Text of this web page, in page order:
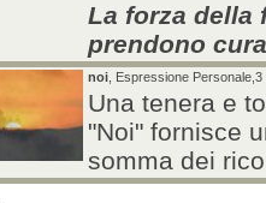
La forza della
prendono
noi , Espressione
Una tenera e
"Noi" fornisce
somma dei